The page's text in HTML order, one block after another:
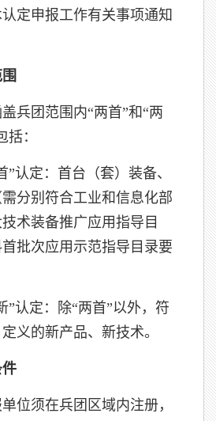
定申报工作有关事项通知
兵团范围内“两首”和“两
：
”认定：首台（套）装备、
分别符合工业和信息化部
术装备推广应用指导目
批次应用示范指导目录要
”认定：除“两首”以外，符
义的新产品、新技术。
单位须在兵团区域内注册，